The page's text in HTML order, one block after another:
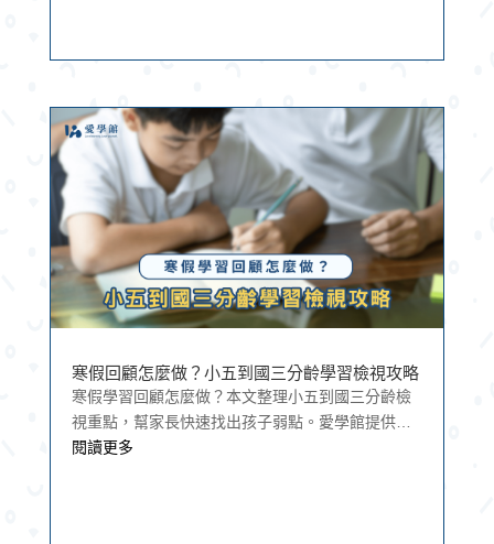
寒假回顧怎麼做？小五到國三分齡學習檢視攻略
寒假學習回顧怎麼做？本文整理小五到國三分齡檢
視重點，幫家長快速找出孩子弱點。愛學館提供學
力檢測＋客製化課程，讓寒假補強真正有效！
閱讀更多